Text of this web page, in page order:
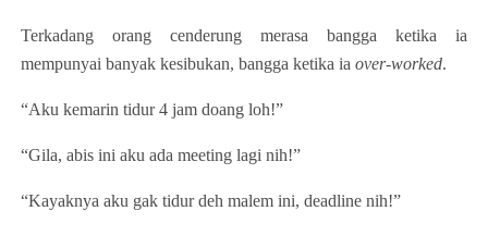
Terkadang orang cenderung merasa bangga ketika ia
mempunyai banyak kesibukan, bangga ketika iaover-worked.
“Aku kemarin tidur 4 jam doang loh!”
“Gila, abis ini aku ada meeting lagi nih!”
“Kayaknya aku gak tidur deh malem ini, deadline nih!”